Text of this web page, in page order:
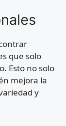
que solo
Esto no solo
mejora la
y